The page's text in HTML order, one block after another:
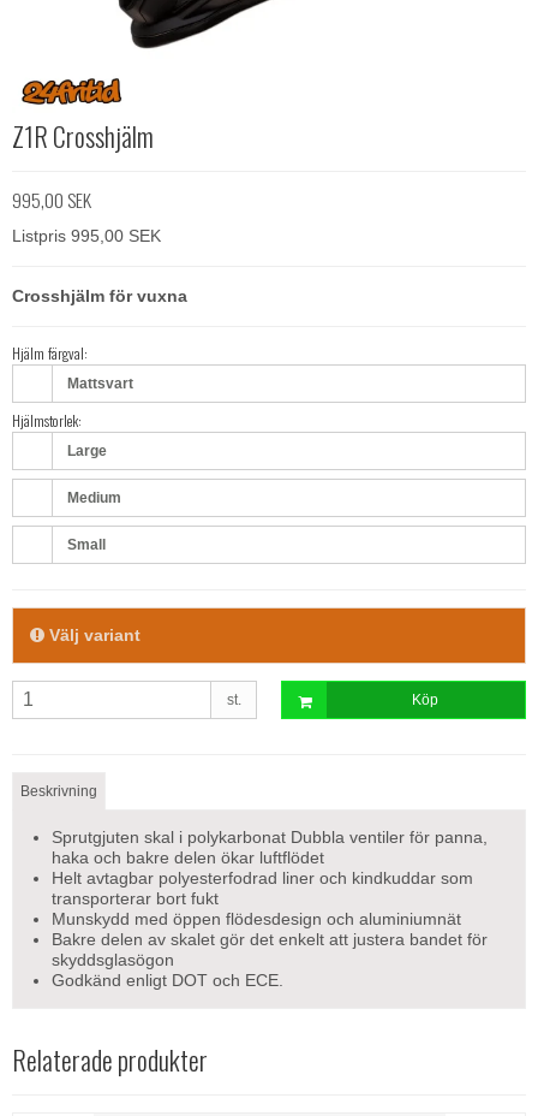
Z1R Crosshjälm
995,00 SEK
Listpris 995,00 SEK
Crosshjälm för vuxna
Hjälm färgval:
Mattsvart
Hjälmstorlek:
Large
Medium
Small
Välj variant
st. Köp
Beskrivning
Sprutgjuten skal i polykarbonat Dubbla ventiler för panna,
haka och bakre delen ökar luftflödet
Helt avtagbar polyesterfodrad liner och kindkuddar som
transporterar bort fukt
Munskydd med öppen flödesdesign och aluminiumnät
Bakre delen av skalet gör det enkelt att justera bandet för
skyddsglasögon
Godkänd enligt DOT och ECE.
Relaterade produkter